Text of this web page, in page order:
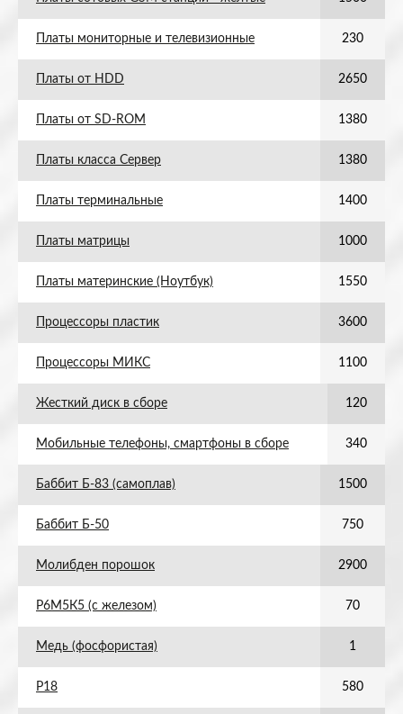
Платы мониторные и телевизионные 230
Платы от HDD 2650
Платы от SD-ROM 1380
Платы класса Сервер 1380
Платы терминальные 1400
Платы матрицы 1000
Платы материнские (Ноутбук) 1550
Процессоры пластик 3600
Процессоры МИКС 1100
Жесткий диск в сборе 120
Мобильные телефоны, смартфоны в сборе 340
Баббит Б-83 (самоплав) 1500
Баббит Б-50 750
Молибден порошок 2900
Р6М5К5 (с железом) 70
Медь (фосфористая) 1
Р18 580